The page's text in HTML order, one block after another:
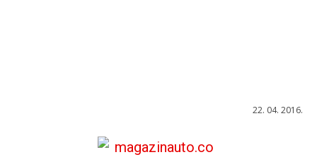
22. 04. 2016.